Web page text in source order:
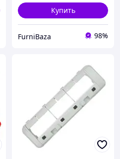
Купить
FurniBaza 98%